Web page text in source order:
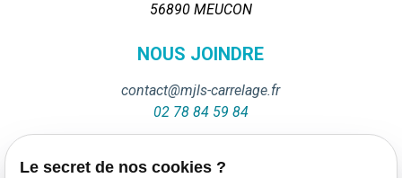
56890 MEUCON
NOUS JOINDRE
contact@mjls-carrelage.fr
02 78 84 59 84
NOUS JOINDRE
Le secret de nos cookies ?